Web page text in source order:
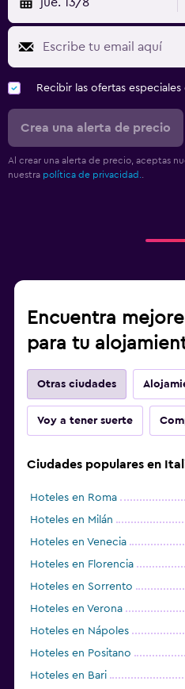
Recibir las ofertas
Crea una alerta de precio
Al crear una alerta de precio, aceptas
nuestra política de privacidad.
Encuentra
para tu
Otras ciudades
Voy a tener suerte
Ciudades populares en
Hoteles en Roma
Hoteles en Milán
Hoteles en Venecia
Hoteles en Florencia
Hoteles en Sorrento
Hoteles en Verona
Hoteles en Nápoles
Hoteles en Positano
Hoteles en Bari